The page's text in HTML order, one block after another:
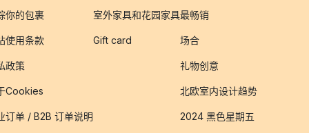
你的包裹
使用条款
政策
Cookies
订单 / B2B 订单说明
室外家具和花园家具
Gift card
最畅销
场合
礼物创意
北欧室内设计趋势
2024 黑色星期五